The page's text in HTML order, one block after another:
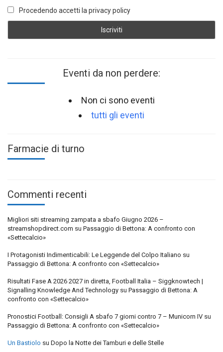
Procedendo accetti la privacy policy
Eventi da non perdere:
Non ci sono eventi
tutti gli eventi
Farmacie di turno
Commenti recenti
Migliori siti streaming zampata a sbafo Giugno 2026 –
streamshopdirect.com su Passaggio di Bettona: A confronto con
«Settecalcio»
I Protagonisti Indimenticabili: Le Leggende del Colpo Italiano su
Passaggio di Bettona: A confronto con «Settecalcio»
Risultati Fase A 2026 2027 in diretta, Football Italia – Siggknowtech |
Signalling Knowledge And Technology su Passaggio di Bettona: A
confronto con «Settecalcio»
Pronostici Football: Consigli A sbafo 7 giorni contro 7 – Municorn IV su
Passaggio di Bettona: A confronto con «Settecalcio»
Un Bastiolo su Dopo la Notte dei Tamburi e delle Stelle